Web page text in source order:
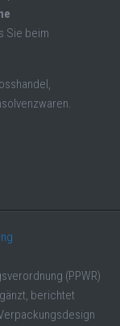
Sie beim
(PPWR)
berichtet